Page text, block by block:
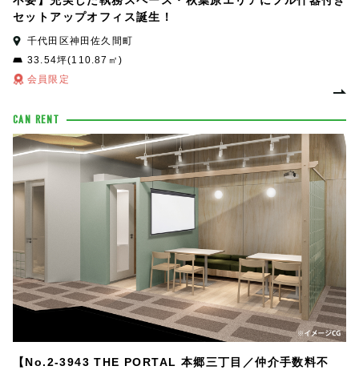
セットアップオフィス誕生！
千代田区神田佐久間町
33.54坪(110.87㎡)
会員限定
CAN RENT
【No.2-3943 THE PORTAL 本郷三丁目／仲介手数料不